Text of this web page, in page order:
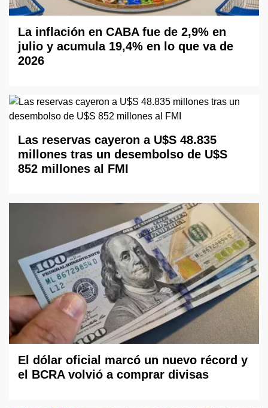
La inflación en CABA fue de 2,9% en
julio y acumula 19,4% en lo que va de
2026
Las reservas cayeron a U$S 48.835
millones tras un desembolso de U$S
852 millones al FMI
El dólar oficial marcó un nuevo récord y
el BCRA volvió a comprar divisas